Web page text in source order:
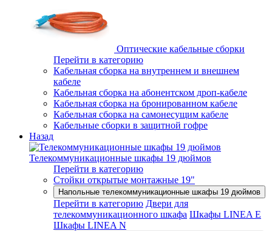
Оптические кабельные сборки
Перейти в категорию
Кабельная сборка на внутреннем и внешнем
кабеле
Кабельная сборка на абонентском дроп-кабеле
Кабельная сборка на бронированном кабеле
Кабельная сборка на самонесущим кабеле
Кабельные сборки в защитной гофре
Назад
Телекоммуникационные шкафы 19 дюймов
Перейти в категорию
Стойки открытые монтажные 19"
Напольные телекоммуникационные шкафы 19 дюймов
Перейти в категорию Двери для
телекоммуникационного шкафа Шкафы LINEA E
Шкафы LINEA N